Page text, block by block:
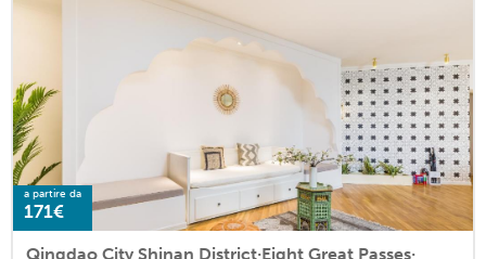
a partire da
171€
Qingdao City Shinan District·Eight Great Passes·